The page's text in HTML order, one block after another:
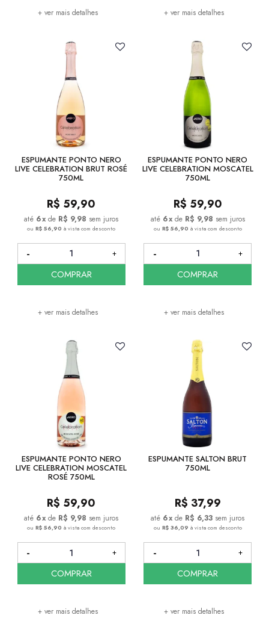
+ ver mais detalhes + ver mais detalhes
ESPUMANTE PONTO NERO
LIVE CELEBRATION BRUT ROSÉ
750ML
R$ 59,90
6x de R$ 9,98 sem juros
ouR$ 56,90à vista com desconto
+ ver mais detalhes
COMPRAR
ESPUMANTE PONTO NERO
LIVE CELEBRATION MOSCATEL
750ML
R$ 59,90
6x de R$ 9,98 sem juros
ou R$ 56,90 à vista com desconto
+ ver mais detalhes
COMPRAR
ESPUMANTE PONTO NERO
LIVE CELEBRATION MOSCATEL
ROSÉ 750ML
R$ 59,90
6x de R$ 9,98 sem juros
ouR$ 56,90à vista com desconto
+ ver mais detalhes
COMPRAR
ESPUMANTE SALTON BRUT
750ML
R$ 37,99
6x de R$ 6,33 sem juros
ou R$ 36,09 à vista com desconto
+ ver mais detalhes
COMPRAR